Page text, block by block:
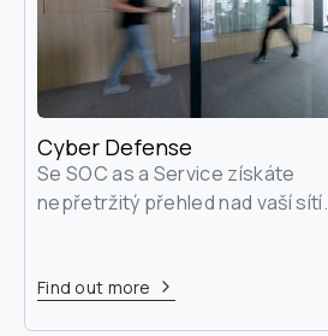
Cyber Defense
Se SOC as a Service získáte
nepřetržitý přehled nad vaší sítí.
Find out more